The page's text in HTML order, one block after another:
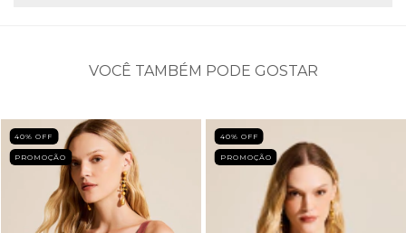
VOCÊ TAMBÉM PODE GOSTAR
40% OFF
PROMOÇÃO
40% OFF
PROMOÇÃO